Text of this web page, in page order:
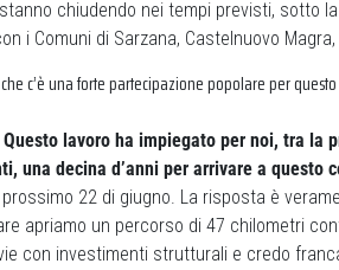
chiudendo nei tempi previsti, sotto
i Comuni di Sarzana, Castelnuovo
c’è una forte partecipazione popolare per
Questo lavoro ha impiegato per noi, tra la
una decina d’anni per arrivare a questo
22 di giugno. La risposta è
apriamo un percorso di 47 chilometri
con investimenti strutturali e credo